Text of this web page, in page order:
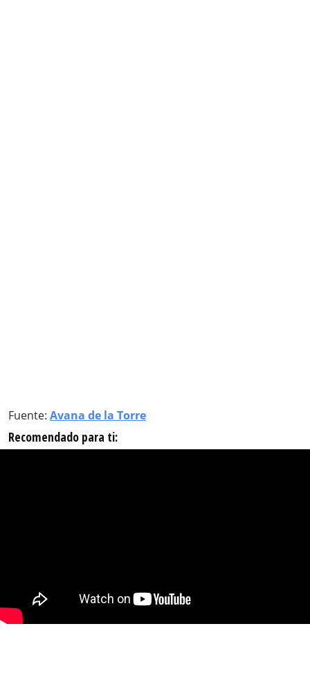
Fuente: Avana de la Torre
Recomendado para ti: